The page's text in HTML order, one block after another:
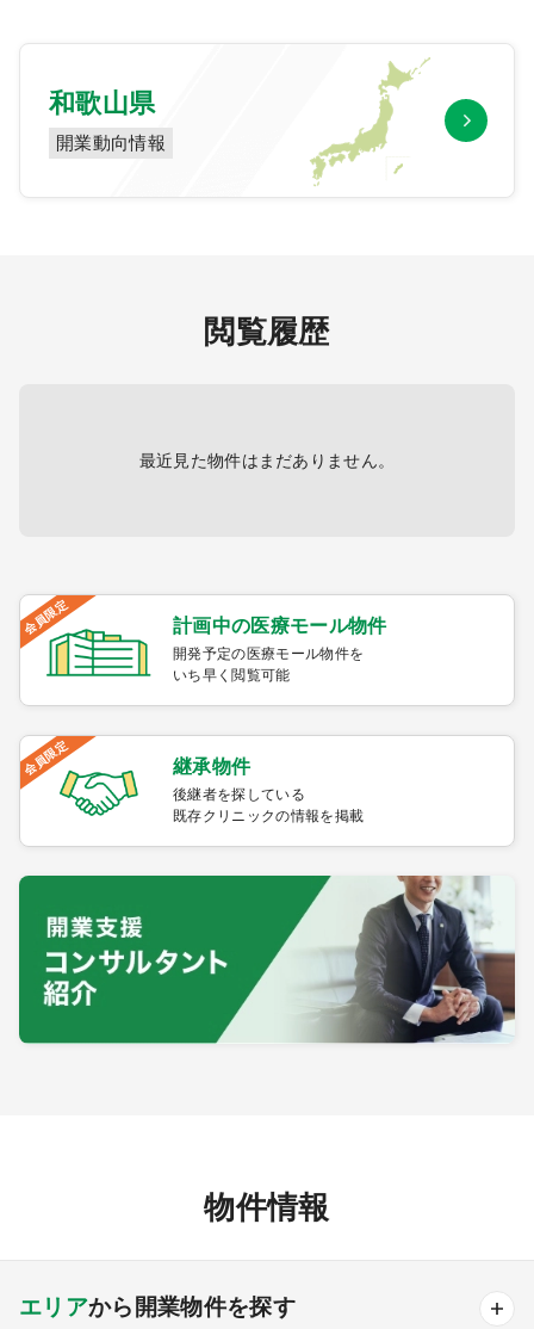
医院の譲渡・売却をお考えの方
和歌山県
開業動向情報
閲覧履歴
最近見た物件はまだありません。
会員限定 計画中の医療モール物件
開発予定の医療モール物件を
いち早く閲覧可能
会員限定 継承物件
後継者を探している
既存クリニックの情報を掲載
物件情報
エリアから開業物件を探す